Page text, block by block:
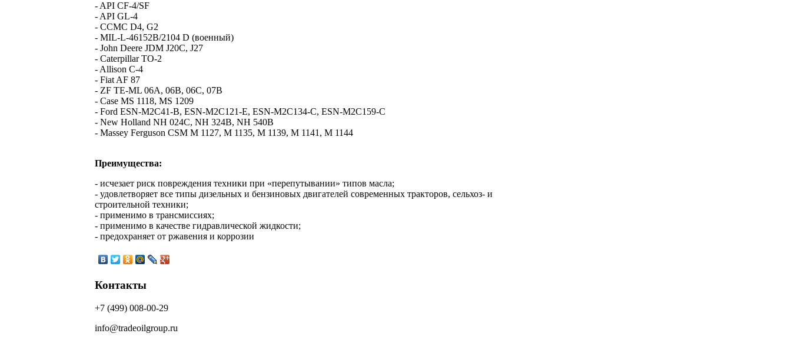
- API CF-4/SF
- API GL-4
- CCMC D4, G2
- MIL-L-46152B/2104 D (военный)
- John Deere JDM J20C, J27
- Caterpillar TO-2
- Allison C-4
- Fiat AF 87
- ZF TE-ML 06A, 06B, 06C, 07B
- Case MS 1118, MS 1209
- Ford ESN-M2C41-B, ESN-M2C121-E, ESN-M2C134-C, ESN-M2C159-C
- New Holland NH 024C, NH 324B, NH 540B
- Massey Ferguson CSM M 1127, M 1135, M 1139, M 1141, M 1144
Преимущества:
- исчезает риск повреждения техники при «перепутывании» типов масла;
- удовлетворяет все типы дизельных и бензиновых двигателей современных тракторов, сельхоз- и
строительной техники;
- применимо в трансмиссиях;
- применимо в качестве гидравлической жидкости;
- предохраняет от ржавения и коррозии
Контакты
+7 (499) 008-00-29
info@tradeoilgroup.ru